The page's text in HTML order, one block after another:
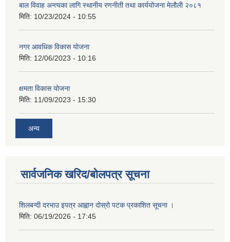
बाल विवाह अन्त्यका लागि स्थानीय रणनीती तथा कार्ययोजना मेलौली २०८१
मिति: 10/23/2024 - 10:55
नगर आवधिक विकास योजना
मिति: 12/06/2023 - 10:16
क्षमता विकास योजना
मिति: 11/09/2023 - 15:30
अन्य
सार्वजनिक खरिद/बोलपत्र सूचना
शिलबन्दी दरभाउ इपत्र आह्वान दोस्रो पटक प्रकाशित सूचना ।
मिति: 06/19/2026 - 17:45